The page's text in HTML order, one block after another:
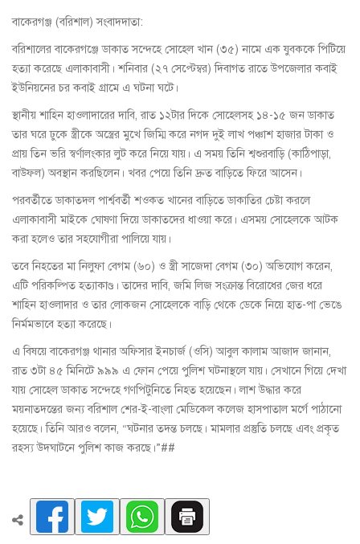
বাকেরগঞ্জ (বরিশাল) সংবাদদাতা:
বরিশালের বাকেরগঞ্জে ডাকাত সন্দেহে সোহেল খান (৩৫) নামে এক যুবককে পিটিয়ে
হত্যা করেছে এলাকাবাসী। শনিবার (২৭ সেপ্টেম্বর) দিবাগত রাতে উপজেলার কবাই
ইউনিয়নের চর কবাই গ্রামে এ ঘটনা ঘটে।
স্থানীয় শাহিন হাওলাদারের দাবি, রাত ১২টার দিকে সোহেলসহ ১৪-১৫ জন ডাকাত
তার ঘরে ঢুকে স্ত্রীকে অস্ত্রের মুখে জিম্মি করে নগদ দুই লাখ পঞ্চাশ হাজার টাকা ও
প্রায় তিন ভরি স্বর্ণালংকার লুট করে নিয়ে যায়। এ সময় তিনি শ্বশুরবাড়ি (কাঠিপাড়া,
বাউফল) অবস্থান করছিলেন। খবর পেয়ে তিনি দ্রুত বাড়িতে ফিরে আসেন।
পরবর্তীতে ডাকাতদল পার্শ্ববর্তী শওকত খানের বাড়িতে ডাকাতির চেষ্টা করলে
এলাকাবাসী মাইকে ঘোষণা দিয়ে ডাকাতদের ধাওয়া করে। এসময় সোহেলকে আটক
করা হলেও তার সহযোগীরা পালিয়ে যায়।
তবে নিহতের মা নিলুফা বেগম (৬০) ও স্ত্রী সাজেদা বেগম (৩০) অভিযোগ করেন,
এটি পরিকল্পিত হত্যাকাণ্ড। তাদের দাবি, জমি লিজ সংক্রান্ত বিরোধের জের ধরে
শাহিন হাওলাদার ও তার লোকজন সোহেলকে বাড়ি থেকে ডেকে নিয়ে হাত-পা ভেঙে
নির্মমভাবে হত্যা করেছে।
এ বিষয়ে বাকেরগঞ্জ থানার অফিসার ইনচার্জ (ওসি) আবুল কালাম আজাদ জানান,
রাত ৩টা ৪৫ মিনিটে ৯৯৯ এ ফোন পেয়ে পুলিশ ঘটনাস্থলে যায়। সেখানে গিয়ে দেখা
যায় সোহেল ডাকাত সন্দেহে গণপিটুনিতে নিহত হয়েছেন। লাশ উদ্ধার করে
ময়নাতদন্তের জন্য বরিশাল শের-ই-বাংলা মেডিকেল কলেজ হাসপাতাল মর্গে পাঠানো
হয়েছে। তিনি আরও বলেন, “ঘটনার তদন্ত চলছে। মামলার প্রস্তুতি চলছে এবং প্রকৃত
রহস্য উদঘাটনে পুলিশ কাজ করছে।”##